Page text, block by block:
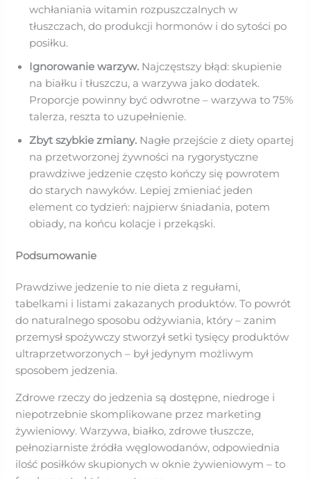
wchłaniania witamin rozpuszczalnych w
tłuszczach, do produkcji hormonów i do sytości po
posiłku.
Ignorowanie warzyw. Najczęstszy błąd: skupienie
na białku i tłuszczu, a warzywa jako dodatek.
Proporcje powinny być odwrotne – warzywa to 75%
talerza, reszta to uzupełnienie.
Zbyt szybkie zmiany. Nagłe przejście z diety opartej
na przetworzonej żywności na rygorystyczne
prawdziwe jedzenie często kończy się powrotem
do starych nawyków. Lepiej zmieniać jeden
element co tydzień: najpierw śniadania, potem
obiady, na końcu kolacje i przekąski.
Podsumowanie
Prawdziwe jedzenie to nie dieta z regułami,
tabelkami i listami zakazanych produktów. To powrót
do naturalnego sposobu odżywiania, który – zanim
przemysł spożywczy stworzył setki tysięcy produktów
ultraprzetworzonych – był jedynym możliwym
sposobem jedzenia.
Zdrowe rzeczy do jedzenia są dostępne, niedroge i
niepotrzebnie skomplikowane przez marketing
żywieniowy. Warzywa, białko, zdrowe tłuszcze,
pełnoziarniste źródła węglowodanów, odpowiednia
ilość posiłków skupionych w oknie żywieniowym – to